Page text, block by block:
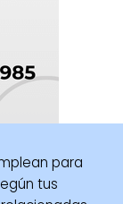
para
tus